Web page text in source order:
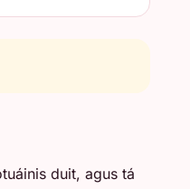
duit, agus tá